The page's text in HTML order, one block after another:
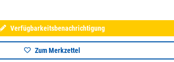
Verfügbarkeitsbenachrichtigung
Zum Merkzettel